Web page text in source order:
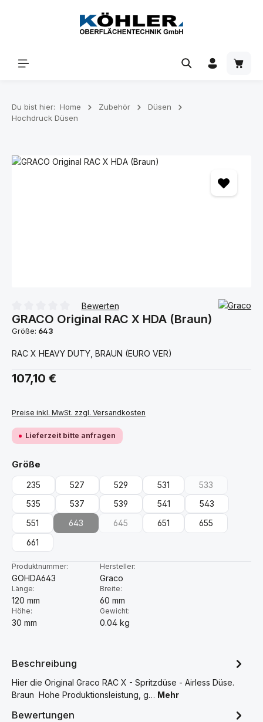
Zum Hauptinhalt springen
Du bist hier: Home Zubehör
Düsen
Hochdruck Düsen
Bildergalerie überspringen
Durchschnittliche Bewertung von 0 von 5 Sternen
Bewerten
GRACO Original RAC X HDA (Braun)
Größe: 643
RAC X HEAVY DUTY, BRAUN (EURO VER)
Regulärer Preis:
107,10 €
Preise inkl. MwSt. zzgl. Versandkosten
Lieferzeit bitte anfragen
Größe
235 527 529 531 533
535 537 539 541
543
551
643
(Diese Option ist zurzeit nicht verfügbar.)
645
(Diese Option ist zurzeit nicht verfügbar.)
651
655
661
Produktnummer:
GOHDA643
Hersteller:
Graco
Länge:
120 mm
Breite:
60 mm
Höhe:
30 mm
Gewicht:
0.04 kg
Beschreibung
Hier die Original Graco RAC X - Spritzdüse - Airless Düse.
Braun Hohe Produktionsleistung, g… Mehr
Bewertungen